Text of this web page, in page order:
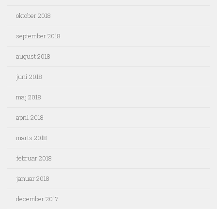
oktober 2018
september 2018
august 2018
juni 2018
maj 2018
april 2018
marts 2018
februar 2018
januar 2018
december 2017